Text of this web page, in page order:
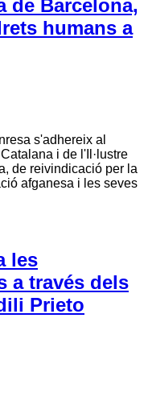
de Barcelona,
humans a
s'adhereix al
i de l'Il·lustre
de reivindicació per la
afganesa i les seves
les
a través dels
Prieto